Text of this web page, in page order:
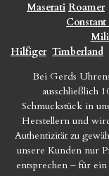
Maserati Roamer
Constant
Hilfiger Timberland
Bei Gerds
ausschließlich
Schmuckstück in
Herstellern und
Authentizität zu
unsere Kunden nur
entsprechen – für